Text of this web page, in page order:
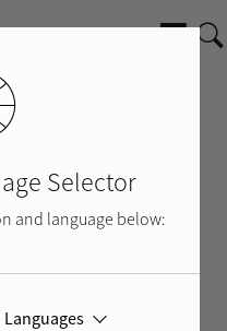
Selector
and language below:
Languages